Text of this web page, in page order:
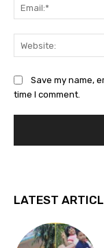
Save my name,
time I comment.
LATEST